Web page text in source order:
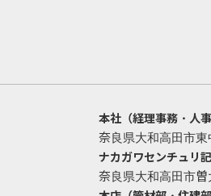
本社（経理事務・人事
奈良県大和高田市
ナカガワセンチュリ
奈良県大和高田市